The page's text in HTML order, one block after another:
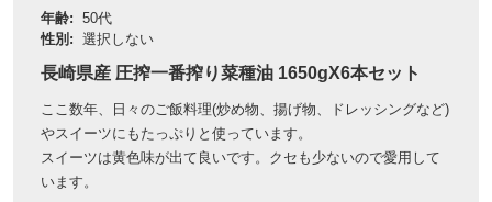
年齢: 50代
性別: 選択しない
長崎県産 圧搾一番搾り菜種油 1650gX6本セット
ここ数年、日々のご飯料理(炒め物、揚げ物、ドレッシングなど)
やスイーツにもたっぷりと使っています。
スイーツは黄色味が出て良いです。クセも少ないので愛用して
います。